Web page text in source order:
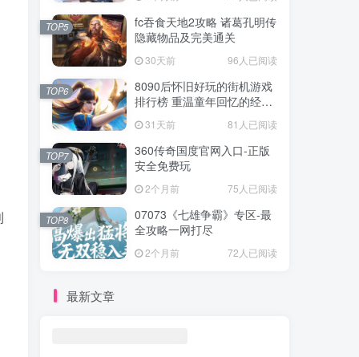
fc吞食天地2攻略 诸葛孔明传
隐藏物品及完美通关
30天前 96人已阅读
TOP5
8090后怀旧好玩的街机游戏
排行榜 重温童年回忆的经典
31天前 81人已阅读
TOP6
360传奇国度官网入口-正版
安全免费玩
2个月前 75人已阅读
TOP7
07073《七雄争霸》专区-最
全攻略一网打尽
2个月前 72人已阅读
TOP8
最新文章
fc吞食天地2攻略 诸葛孔明传
隐藏物品及完美通关
30天前 96人已阅读
TOP5
8090后怀旧好玩的街机游戏
排行榜 重温童年回忆的经典
31天前 81人已阅读
TOP6
360传奇国度官网入口-正版
安全免费玩
2个月前 75人已阅读
TOP7
07073《七雄争霸》专区-最
全攻略一网打尽
2个月前 72人已阅读
TOP8